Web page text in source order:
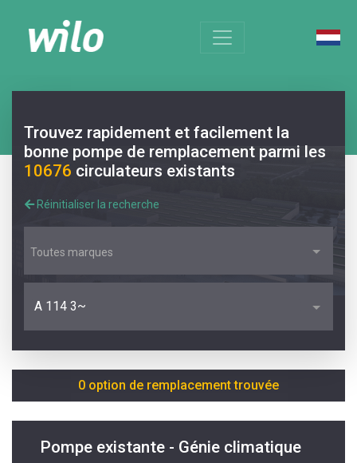
Trouvez rapidement et facilement la
bonne pompe de remplacement parmi les
10676 circulateurs existants
Réinitialiser la recherche
Toutes marques
A 114 3~
0 option de remplacement trouvée
Pompe existante - Génie climatique